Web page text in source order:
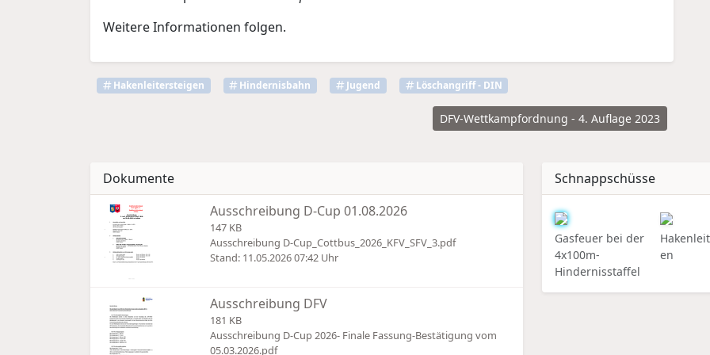
Weitere Informationen folgen.
Hakenleitersteigen Hindernisbahn Jugend Löschangriff - DIN
DFV-Wettkampfordnung - 4. Auflage 2023
Dokumente
Ausschreibung D-Cup 01.08.2026
147 KB
Ausschreibung D-Cup_Cottbus_2026_KFV_SFV_3.pdf
Stand: 11.05.2026 07:42 Uhr
Ausschreibung DFV
181 KB
Ausschreibung D-Cup 2026- Finale Fassung-Bestätigung vom
05.03.2026.pdf
Schnappschüsse
Gasfeuer bei der
4x100m-
Hindernisstaffel
en